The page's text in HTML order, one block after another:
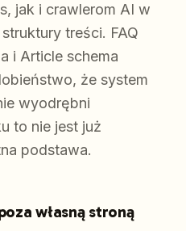
jak i crawlerom AI w
treści. FAQ
i Article schema
że system
wyodrębni
to nie jest już
podstawa.
własną stroną